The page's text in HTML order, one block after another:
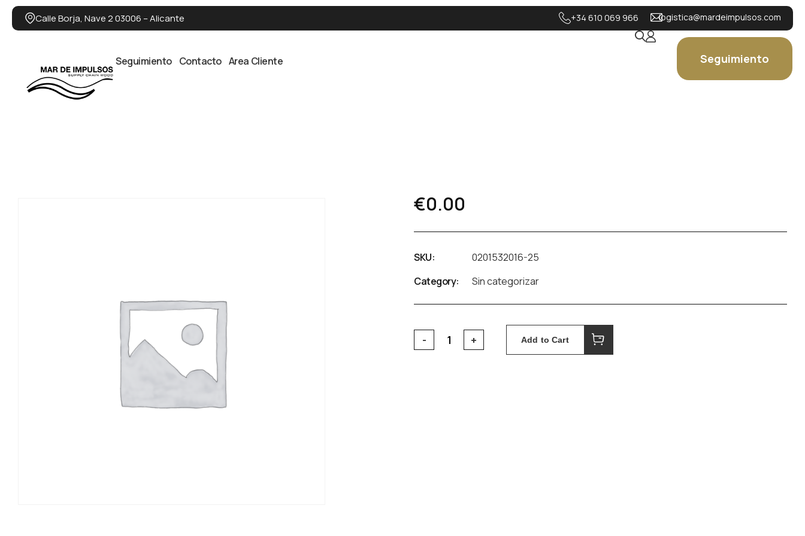
Calle Borja, Nave 2 03006 – Alicante logistica@mardeimpulsos.com
+34 610 069 966
Seguimiento Contacto Area Cliente Seguimiento
€0.00
SKU:
0201532016-25
Category:
Sin categorizar
Add to Cart